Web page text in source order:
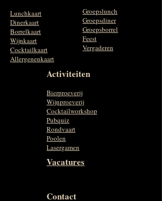
Lunchkaart
Dinerkaart
Borrelkaart
Wijnkaart
Cocktailkaart
Allergenenkaart
Groepslunch
Groepsdiner
Groepsborrel
Feest
Vergaderen
Activiteiten
Bierproeverij
Wijnproeverij
Cocktailworkshop
Pubquiz
Rondvaart
Poolen
Lasergamen
Vacatures
Contact